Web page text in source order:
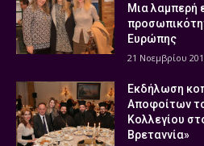
Μια λαμπερή
Ευρώπης
21 Νοεμβρίου
Εκδήλωση
Αποφοίτων
Κολλεγίου
Βρεταννία»